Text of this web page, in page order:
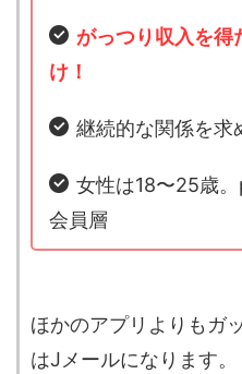
がっつり収入を得
け！
継続的な関係を求
女性は18〜25歳
会員層
ほかのアプリよりもガ
はJメールになります。